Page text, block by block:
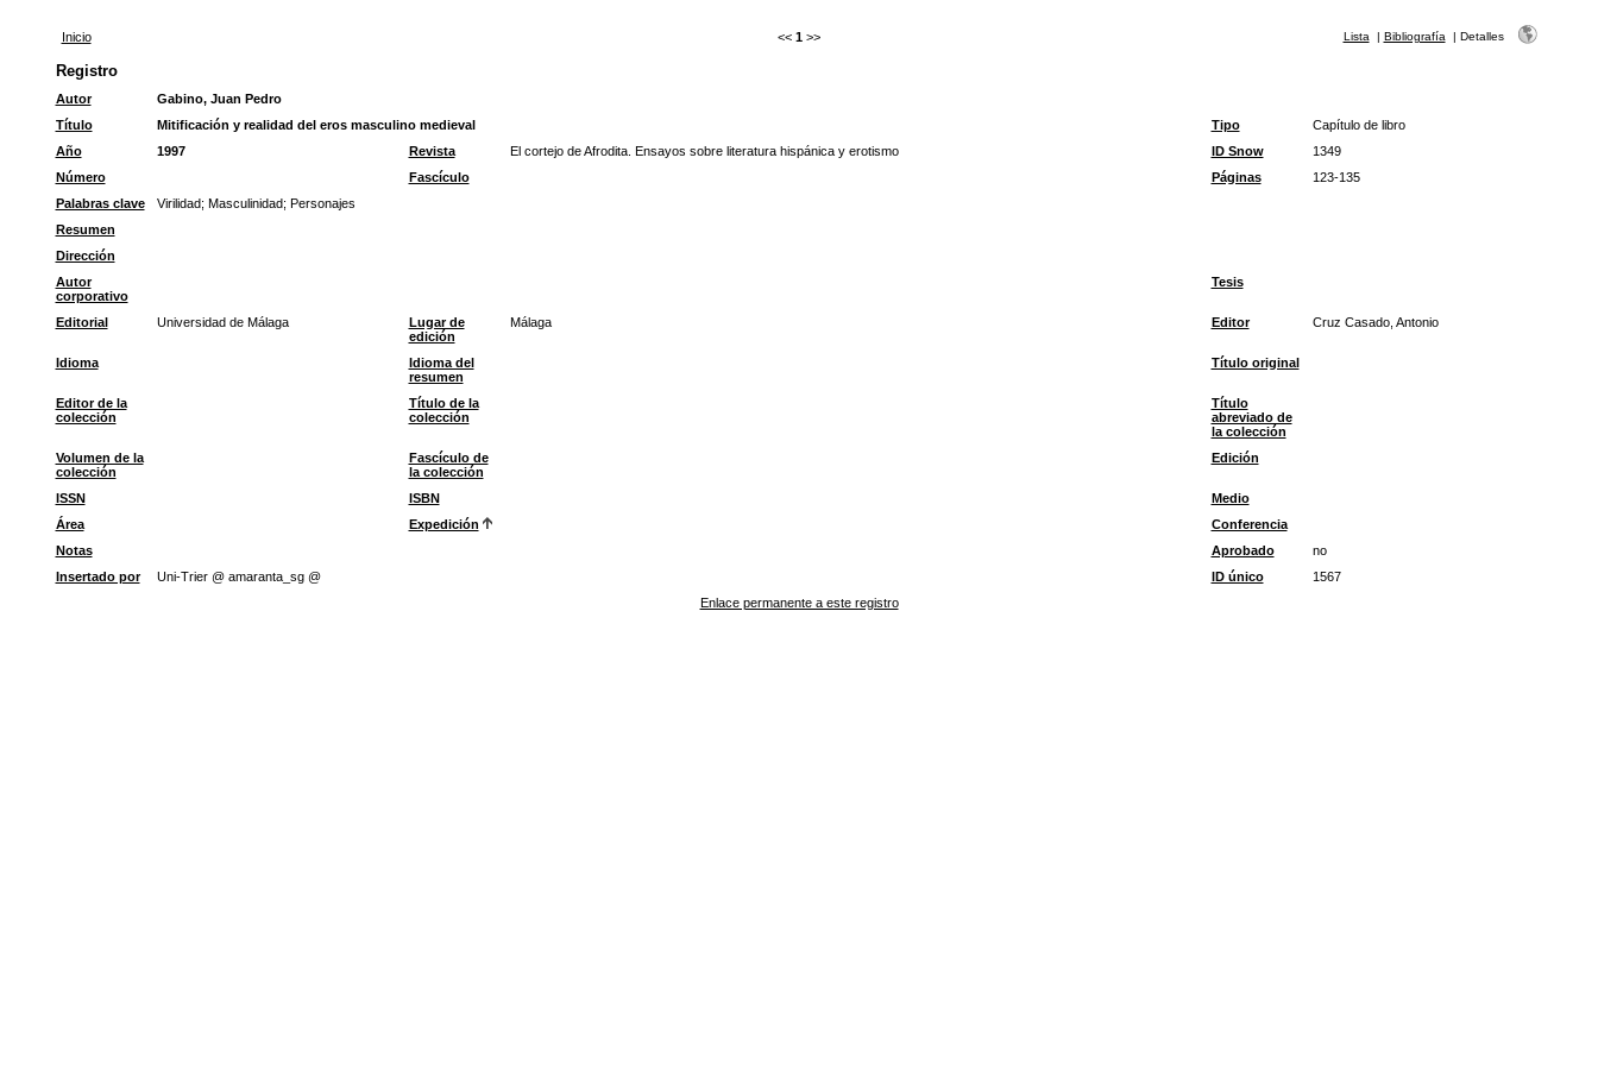
Inicio << 1 >> Lista | Bibliografía | Detalles
Registro
Autor
Gabino, Juan Pedro
Título
Mitificación y realidad del eros masculino medieval Tipo
Capítulo de libro
Año
1997 Revista El cortejo de Afrodita. Ensayos sobre literatura hispánica y erotismo ID Snow
1349
Número
Fascículo Páginas
123-135
Palabras clave
Virilidad; Masculinidad; Personajes
Resumen
Dirección
Autor
corporativo
Tesis
Editorial Universidad de Málaga
Lugar de
edición
Málaga Editor Cruz Casado, Antonio
Idioma
Idioma del
resumen
Título original
Editor de la
colección
Título de la
colección
Título
abreviado de
la colección
Volumen de la
colección
Fascículo de
la colección
Edición
ISSN ISBN
Medio
Área
Expedición
Conferencia
Notas
Aprobado
no
Insertado por
Uni-Trier @ amaranta_sg @ ID único
1567
Enlace permanente a este registro